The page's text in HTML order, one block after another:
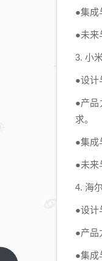
●集成
●未来
3. 小
●设计
●产品
求。
●集成
●未来
4. 海
●设计
●产品
●集成